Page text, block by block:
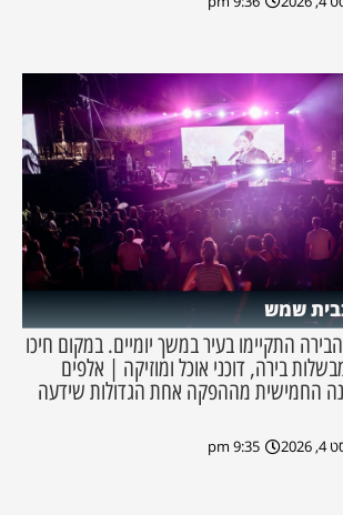
שמש
התקיימו בעיר במשך יומיים. במקום חיכו
בירה, דוכני אוכל ומוזיקה | אלפים
החמישית מההפקה אחת הגדולות שידעה
2026
9:35 pm